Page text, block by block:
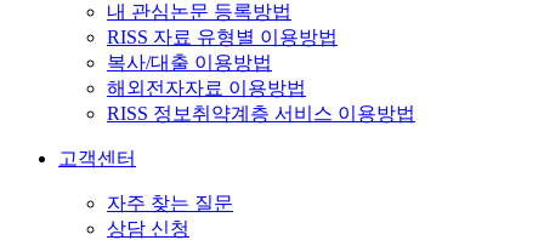
내 관심논문 등록방법
RISS 자료 유형별 이용방법
복사/대출 이용방법
해외전자자료 이용방법
RISS 정보취약계층 서비스 이용방법
고객센터
자주 찾는 질문
상담 신청